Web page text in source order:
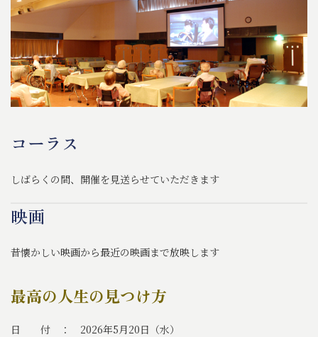
コーラス
しばらくの間、開催を見送らせていただきます
映画
昔懐かしい映画から最近の映画まで放映します
最高の人生の見つけ方
日 付 ： 2026年5月20日（水）